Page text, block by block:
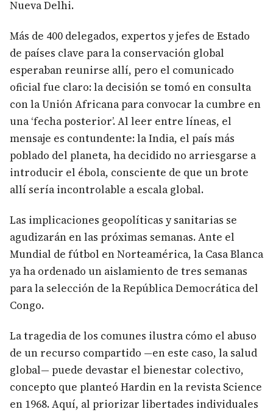
Nueva Delhi.
Más de 400 delegados, expertos y jefes de Estado
de países clave para la conservación global
esperaban reunirse allí, pero el comunicado
oficial fue claro: la decisión se tomó en consulta
con la Unión Africana para convocar la cumbre en
una ‘fecha posterior’. Al leer entre líneas, el
mensaje es contundente: la India, el país más
poblado del planeta, ha decidido no arriesgarse a
introducir el ébola, consciente de que un brote
allí sería incontrolable a escala global.
Las implicaciones geopolíticas y sanitarias se
agudizarán en las próximas semanas. Ante el
Mundial de fútbol en Norteamérica, la Casa Blanca
ya ha ordenado un aislamiento de tres semanas
para la selección de la República Democrática del
Congo.
La tragedia de los comunes ilustra cómo el abuso
de un recurso compartido —en este caso, la salud
global— puede devastar el bienestar colectivo,
concepto que planteó Hardin en la revista Science
en 1968. Aquí, al priorizar libertades individuales